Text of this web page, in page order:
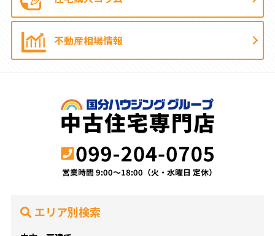
不動産相場情報
エリア別検索